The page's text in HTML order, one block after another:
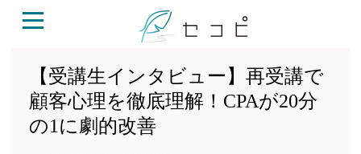
【受講生インタビュー】再受講で
顧客心理を徹底理解！CPAが20分
の1に劇的改善